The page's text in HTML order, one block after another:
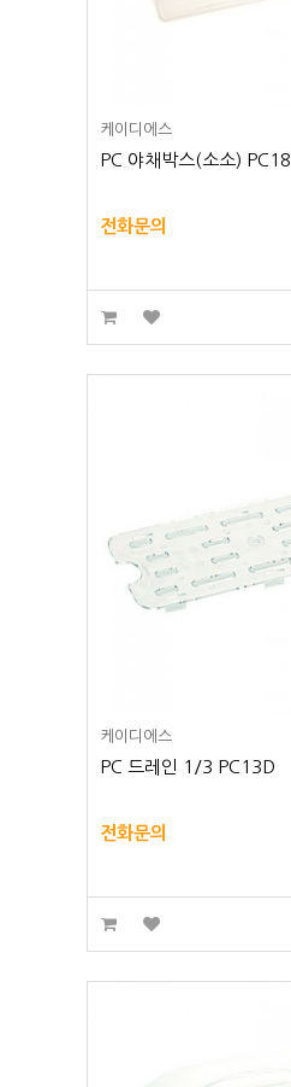
케이디에스
PC 야채박스(소소)
전화문의
케이디에스
PC 드레인 1/3 PC13D
전화문의